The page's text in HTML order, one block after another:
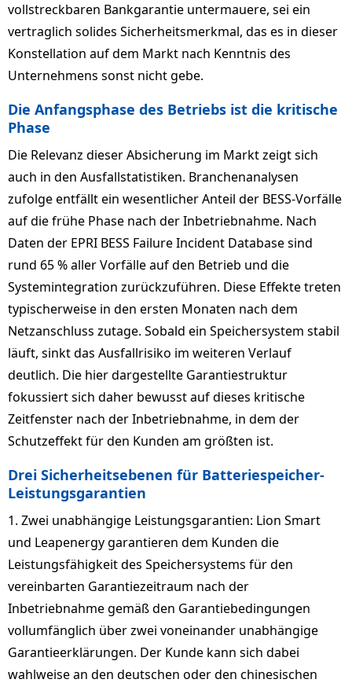
vollstreckbaren Bankgarantie untermauere, sei ein
vertraglich solides Sicherheitsmerkmal, das es in dieser
Konstellation auf dem Markt nach Kenntnis des
Unternehmens sonst nicht gebe.
Die Anfangsphase des Betriebs ist die kritische
Phase
Die Relevanz dieser Absicherung im Markt zeigt sich
auch in den Ausfallstatistiken. Branchenanalysen
zufolge entfällt ein wesentlicher Anteil der BESS-Vorfälle
auf die frühe Phase nach der Inbetriebnahme. Nach
Daten der EPRI BESS Failure Incident Database sind
rund 65 % aller Vorfälle auf den Betrieb und die
Systemintegration zurückzuführen. Diese Effekte treten
typischerweise in den ersten Monaten nach dem
Netzanschluss zutage. Sobald ein Speichersystem stabil
läuft, sinkt das Ausfallrisiko im weiteren Verlauf
deutlich. Die hier dargestellte Garantiestruktur
fokussiert sich daher bewusst auf dieses kritische
Zeitfenster nach der Inbetriebnahme, in dem der
Schutzeffekt für den Kunden am größten ist.
Drei Sicherheitsebenen für Batteriespeicher-
Leistungsgarantien
1. Zwei unabhängige Leistungsgarantien: Lion Smart
und Leapenergy garantieren dem Kunden die
Leistungsfähigkeit des Speichersystems für den
vereinbarten Garantiezeitraum nach der
Inbetriebnahme gemäß den Garantiebedingungen
vollumfänglich über zwei voneinander unabhängige
Garantieerklärungen. Der Kunde kann sich dabei
wahlweise an den deutschen oder den chinesischen